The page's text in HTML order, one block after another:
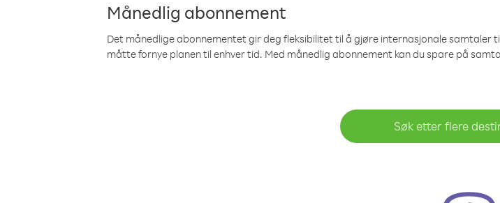
Månedlig abonnement
Det månedlige abonnementet gir deg fleksibilitet til å gjøre internasjonale samtaler
måtte fornye planen til enhver tid. Med månedlig abonnement kan du spare på
Søk etter flere